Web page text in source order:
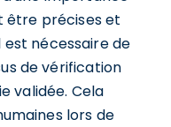
être précises et
nécessaire de
de vérification
validée. Cela
lors de